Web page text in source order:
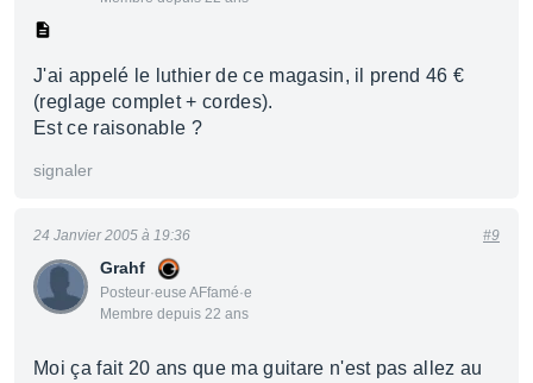
J'ai appelé le luthier de ce magasin, il prend 46 €
(reglage complet + cordes).
Est ce raisonable ?
signaler
Grahf
Posteur·euse AFfamé·e
Membre depuis 22 ans
24 Janvier 2005 à 19:36 #9
Moi ça fait 20 ans que ma guitare n'est pas allez au